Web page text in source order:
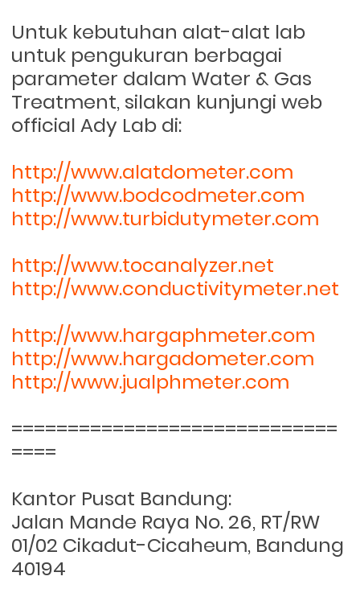
Untuk kebutuhan alat-alat lab
untuk pengukuran berbagai
parameter dalam Water & Gas
Treatment, silakan kunjungi web
official Ady Lab di:
http://www.alatdometer.com
http://www.bodcodmeter.com
http://www.turbidutymeter.com
http://www.tocanalyzer.net
http://www.conductivitymeter.net
http://www.hargaphmeter.com
http://www.hargadometer.com
http://www.jualphmeter.com
=============================
====
Kantor Pusat Bandung:
Jalan Mande Raya No. 26, RT/RW
01/02 Cikadut-Cicaheum, Bandung
40194